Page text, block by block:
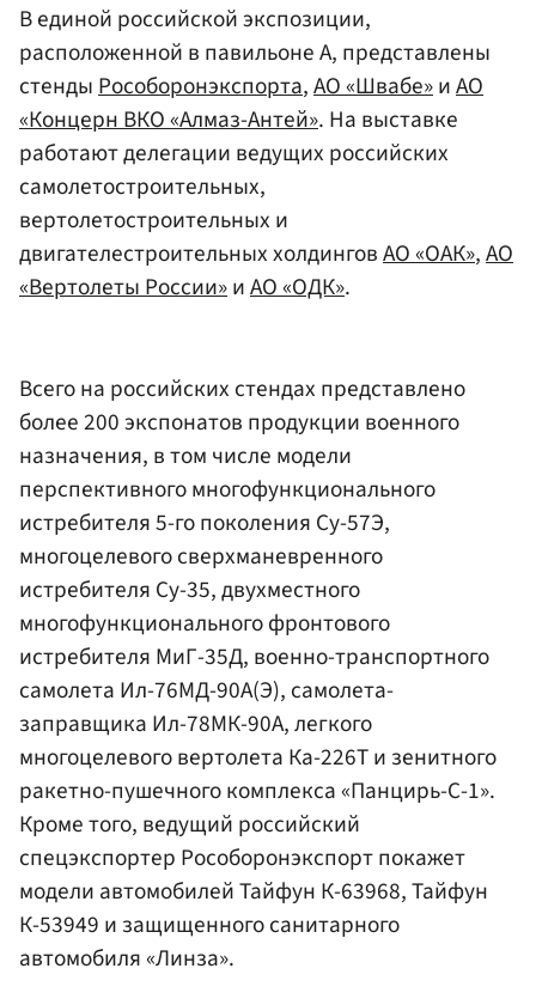
В единой российской экспозиции,
расположенной в павильоне А, представлены
стенды Рособоронэкспорта,АО «Швабе»иАО
«Концерн ВКО «Алмаз-Антей». На выставке
работают делегации ведущих российских
самолетостроительных,
вертолетостроительных и
двигателестроительных холдинговАО «ОАК»,АО
«Вертолеты России»иАО «ОДК».
Всего на российских стендах представлено
более 200 экспонатов продукции военного
назначения, в том числе модели
перспективного многофункционального
истребителя 5-го поколения Су-57Э,
многоцелевого сверхманевренного
истребителя Су-35, двухместного
многофункционального фронтового
истребителя МиГ-35Д, военно-транспортного
самолета Ил-76МД-90А(Э), самолета-
заправщика Ил-78МК-90А, легкого
многоцелевого вертолета Ка-226Т и зенитного
ракетно-пушечного комплекса «Панцирь-С-1».
Кроме того, ведущий российский
спецэкспортер Рособоронэкспорт покажет
модели автомобилей Тайфун К-63968, Тайфун
К-53949 и защищенного санитарного
автомобиля «Линза».